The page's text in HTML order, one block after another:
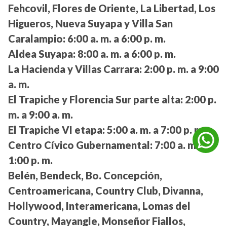
Fehcovil, Flores de Oriente, La Libertad, Los
Higueros, Nueva Suyapa y Villa San
Caralampio: 6:00 a. m. a 6:00 p. m.
Aldea Suyapa: 8:00 a. m. a 6:00 p. m.
La Hacienda y Villas Carrara: 2:00 p. m. a 9:00
a. m.
El Trapiche y Florencia Sur parte alta: 2:00 p.
m. a 9:00 a. m.
El Trapiche VI etapa: 5:00 a. m. a 7:00 p. m.
Centro Cívico Gubernamental: 7:00 a. m. a
1:00 p. m.
Belén, Bendeck, Bo. Concepción,
Centroamericana, Country Club, Divanna,
Hollywood, Interamericana, Lomas del
Country, Mayangle, Monseñor Fiallos,